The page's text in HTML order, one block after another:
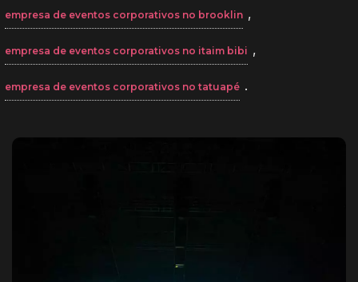
empresa de eventos corporativos no brooklin ,
empresa de eventos corporativos no itaim bibi ,
empresa de eventos corporativos no tatuapé .